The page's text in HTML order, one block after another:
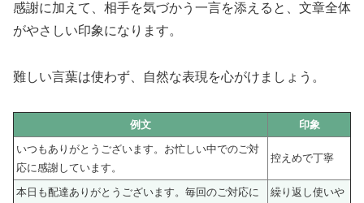
感謝に加えて、相手を気づかう一言を添えると、文章全体
がやさしい印象になります。
難しい言葉は使わず、自然な表現を心がけましょう。
例文
印象
いつもありがとうございます。お忙しい中でのご対
応に感謝しています。
控えめで丁寧
本日も配達ありがとうございます。毎回のご対応に
繰り返し使いや